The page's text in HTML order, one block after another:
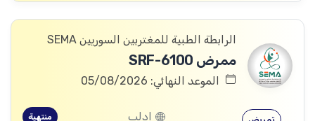
الرابطة الطبية للمغتربين السوريين SEMA
ممرض SRF-6100
الموعد النهائي: 05/08/2026
إدلب منتهية